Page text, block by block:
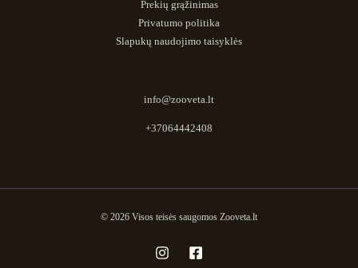
Prekių grąžinimas
Privatumo politika
Slapukų naudojimo taisyklės
info@zooveta.lt
+37064442408
© 2026 Visos teisės saugomos Zooveta.lt